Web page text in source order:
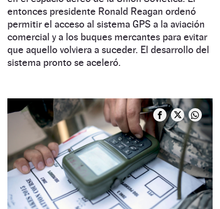
entonces presidente Ronald Reagan ordenó
permitir el acceso al sistema GPS a la aviación
comercial y a los buques mercantes para evitar
que aquello volviera a suceder. El desarrollo del
sistema pronto se aceleró.